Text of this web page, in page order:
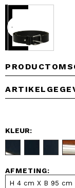
KLEUR:
AFMETING: